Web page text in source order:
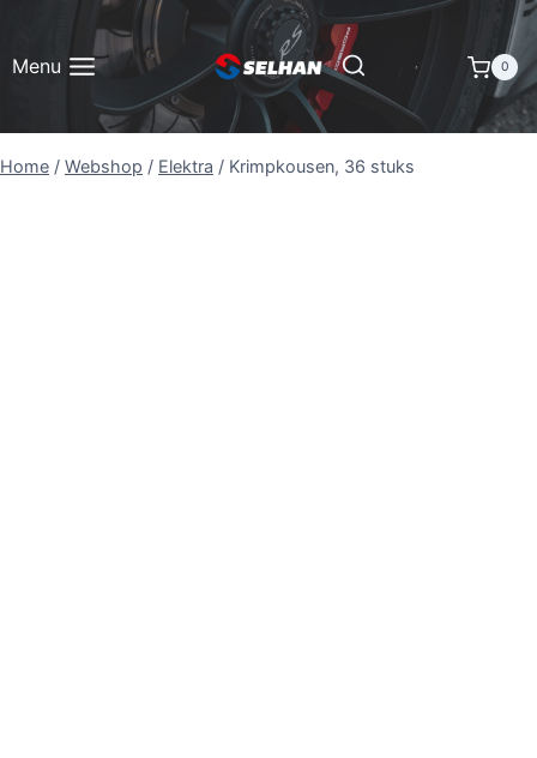
inhoud
Menu 0
Home / Webshop / Elektra / Krimpkousen, 36 stuks